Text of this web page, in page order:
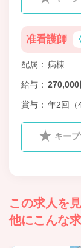
准看護師
配属 病棟
給与 270,000
賞与 年2回（
キー
この求人を
他にこんな